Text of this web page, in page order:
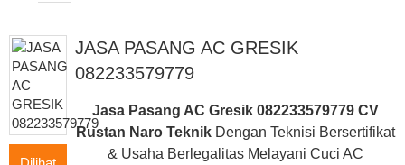
JASA PASANG AC GRESIK
082233579779
Jasa Pasang AC Gresik 082233579779 CV
Rustan Naro TeknikDengan Teknisi Bersertifikat
& Usaha Berlegalitas Melayani Cuci AC